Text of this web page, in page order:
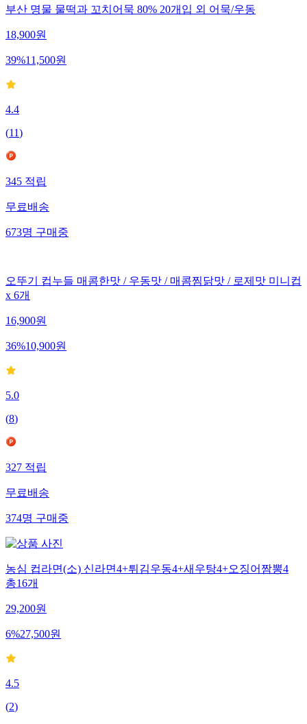
부산 명물 물떡과 꼬치어묵 80% 20개입 외 어묵/우동
18,900원
39%11,500원
4.4
(11)
345적립
무료배송
673명구매중
오뚜기 컵누들 매콤한맛 / 우동맛 / 매콤찜닭맛 / 로제맛 미니컵
x 6개
16,900원
36%10,900원
5.0
(8)
327적립
무료배송
374명구매중
농심 컵라면(소) 신라면4+튀김우동4+새우탕4+오징어짬뽕4
총16개
29,200원
6%27,500원
4.5
(2)